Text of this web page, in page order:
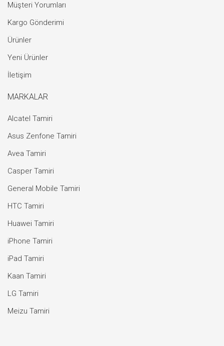
Müşteri Yorumları
Kargo Gönderimi
Ürünler
Yeni Ürünler
İletişim
MARKALAR
Alcatel Tamiri
Asus Zenfone Tamiri
Avea Tamiri
Casper Tamiri
General Mobile Tamiri
HTC Tamiri
Huawei Tamiri
iPhone Tamiri
iPad Tamiri
Kaan Tamiri
LG Tamiri
Meizu Tamiri